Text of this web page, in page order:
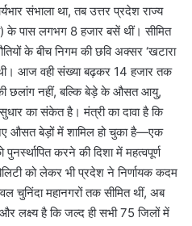
संभाला था, तब उत्तर प्रदेश राज्य
के पास लगभग 8 हजार बसें थीं। सीमित
के बीच निगम की छवि अक्सर ‘खटारा
आज वही संख्या बढ़कर 14 हजार तक
छलांग नहीं, बल्कि बेड़े के औसत आयु,
का संकेत है। मंत्री का दावा है कि
औसत बेड़ों में शामिल हो चुका है—एक
पुनर्स्थापित करने की दिशा में महत्वपूर्ण
को लेकर भी प्रदेश ने निर्णायक कदम
चुनिंदा महानगरों तक सीमित थीं, अब
लक्ष्य है कि जल्द ही सभी 75 जिलों में